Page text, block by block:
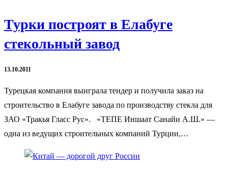
Турки построят в Елабуге
стекольный завод
13.10.2011
Турецкая компания выиграла тендер и получила заказ на
строительство в Елабуге завода по производству стекла для
ЗАО «Тракья Гласс Рус». «ТЕПЕ Иншаат Санайи А.Ш.» —
одна из ведущих строительных компаний Турции,…